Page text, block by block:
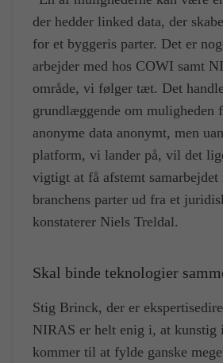
der hedder linked data, der
for et byggeris parter. Det er
arbejder med hos COWI samt
område, vi følger tæt. Det
grundlæggende om muligheden
anonyme data anonymt, men
platform, vi lander på, vil det
vigtigt at få afstemt samarbejdet
branchens parter ud fra et
konstaterer Niels Treldal.
Skal binde teknologier
Stig Brinck, der er
NIRAS er helt enig i, at kunstig
kommer til at fylde ganske